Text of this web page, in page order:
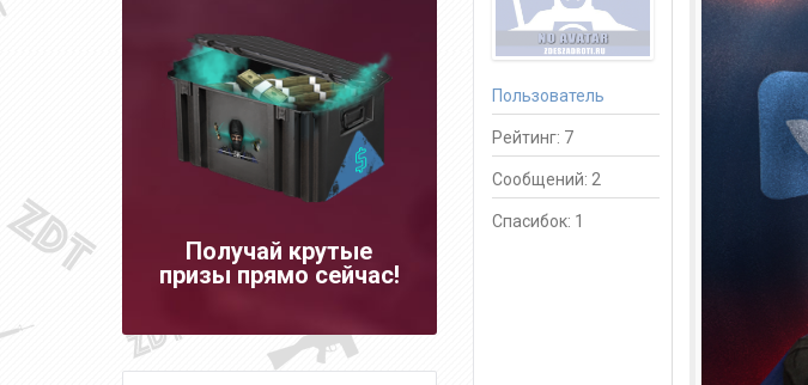
Пользователь
Рейтинг: 7
Сообщений: 2
Спасибок: 1
Получай крутые
призы прямо сейчас!